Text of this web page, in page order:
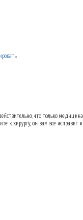
что только медицина
к хирургу, он вам все исправит